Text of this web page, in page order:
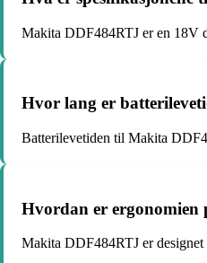
Makita DDF484RTJ er en 18V
Hvor lang er
Batterilevetiden til Makita
Hvordan er
Makita DDF484RTJ er designet